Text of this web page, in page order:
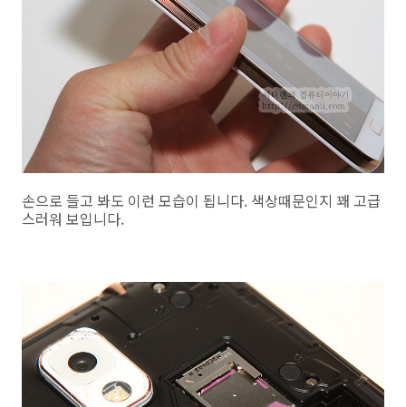
손으로 들고 봐도 이런 모습이 됩니다. 색상때문인지 꽤 고급
스러워 보입니다.